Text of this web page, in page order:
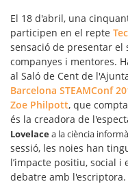
El 18 d'abril, una
participen en el repte
sensació de presentar el
companyes i mentores.
al Saló de Cent de
Barcelona STEAMConf
Zoe Philpott, que
és la creadora de
Lovelacea la ciència
sessió, les noies han
l’impacte positiu, social i
debatre amb l'escriptora.